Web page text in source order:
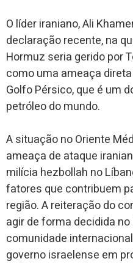
O líder iraniano, Ali
declaração recente, na
Hormuz seria gerido por
como uma ameaça
Golfo Pérsico, que é um
petróleo do mundo.
A situação no Oriente
ameaça de ataque
milícia hezbollah no
fatores que contribuem
região. A reiteração do
agir de forma decidida
comunidade
governo israelense em